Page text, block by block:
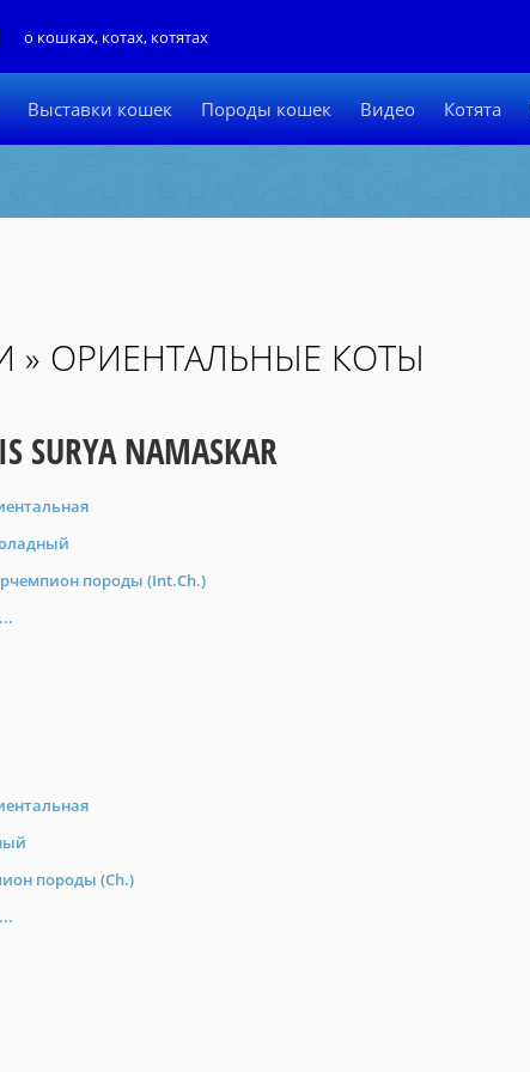
о кошках, котах, котятах
Выставки кошек Породы кошек Видео Котята
» ОРИЕНТАЛЬНЫЕ КОТЫ
SURYA NAMASKAR
породы (Int.Ch.)
породы (Ch.)